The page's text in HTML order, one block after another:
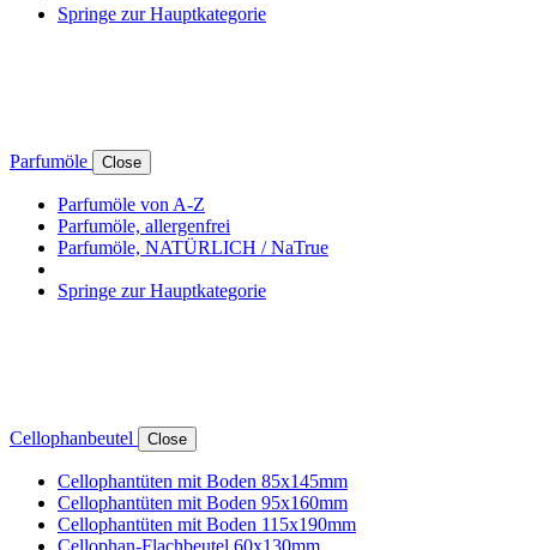
Springe zur Hauptkategorie
Parfumöle Close
Parfumöle von A-Z
Parfumöle, allergenfrei
Parfumöle, NATÜRLICH / NaTrue
Springe zur Hauptkategorie
Cellophanbeutel Close
Cellophantüten mit Boden 85x145mm
Cellophantüten mit Boden 95x160mm
Cellophantüten mit Boden 115x190mm
Cellophan-Flachbeutel 60x130mm